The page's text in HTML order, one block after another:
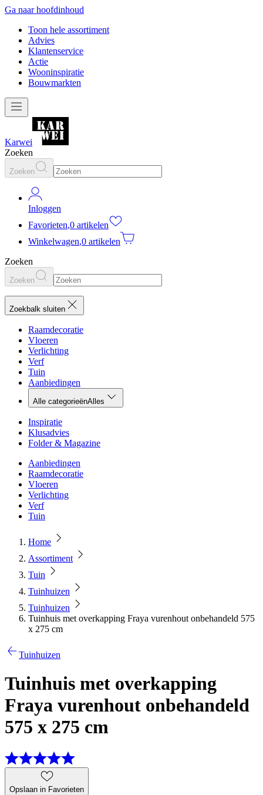
Ga naar hoofdinhoud
Toon hele assortiment
Advies
Klantenservice
Actie
Wooninspiratie
Bouwmarkten
Karwei
Zoeken
Zoeken
Inloggen
Favorieten,0 artikelen
Winkelwagen,0 artikelen
Zoeken
Zoeken
Zoekbalk sluiten
Raamdecoratie
Vloeren
Verlichting
Verf
Tuin
Aanbiedingen
Alle categorieënAlles
Inspiratie
Klusadvies
Folder & Magazine
Aanbiedingen
Raamdecoratie
Vloeren
Verlichting
Verf
Tuin
Home
Assortiment
Tuin
Tuinhuizen
Tuinhuizen
Tuinhuis met overkapping Fraya vurenhout onbehandeld 575
x 275 cm
Tuinhuizen
Tuinhuis met overkapping
Fraya vurenhout onbehandeld
575 x 275 cm
Opslaan in Favorieten